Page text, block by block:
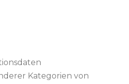
Kategorien von